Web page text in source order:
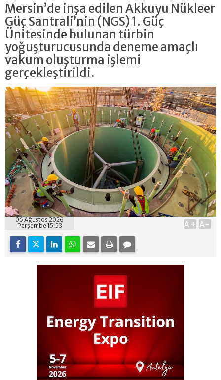
Mersin’de inşa edilen Akkuyu Nükleer
Güç Santrali’nin (NGS) 1. Güç
Ünitesinde bulunan türbin
yoğuşturucusunda deneme amaçlı
vakum oluşturma işlemi
gerçekleştirildi.
06 Ağustos 2026
Perşembe 15:53
A+ A-